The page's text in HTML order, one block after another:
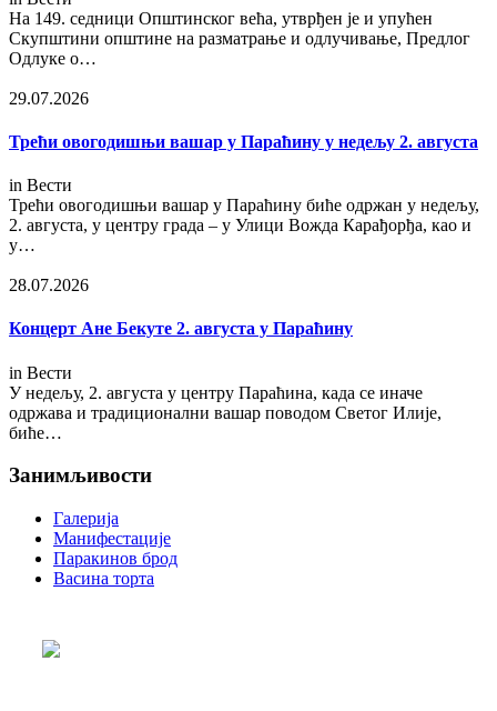
На 149. седници Општинског већа, утврђен је и упућен
Скупштини општине на разматрање и одлучивање, Предлог
Одлуке о…
29.07.2026
Трећи овогодишњи вашар у Параћину у недељу 2. aвгуста
in Вести
Трећи овогодишњи вашар у Параћину биће одржан у недељу,
2. августа, у центру града – у Улици Вожда Карађорђа, као и
у…
28.07.2026
Концерт Ане Бекуте 2. августа у Параћину
in Вести
У недељу, 2. августа у центру Параћина, када се иначе
одржава и традиционални вашар поводом Светог Илије,
биће…
Занимљивости
Галерија
Манифестације
Паракинов брод
Васина торта